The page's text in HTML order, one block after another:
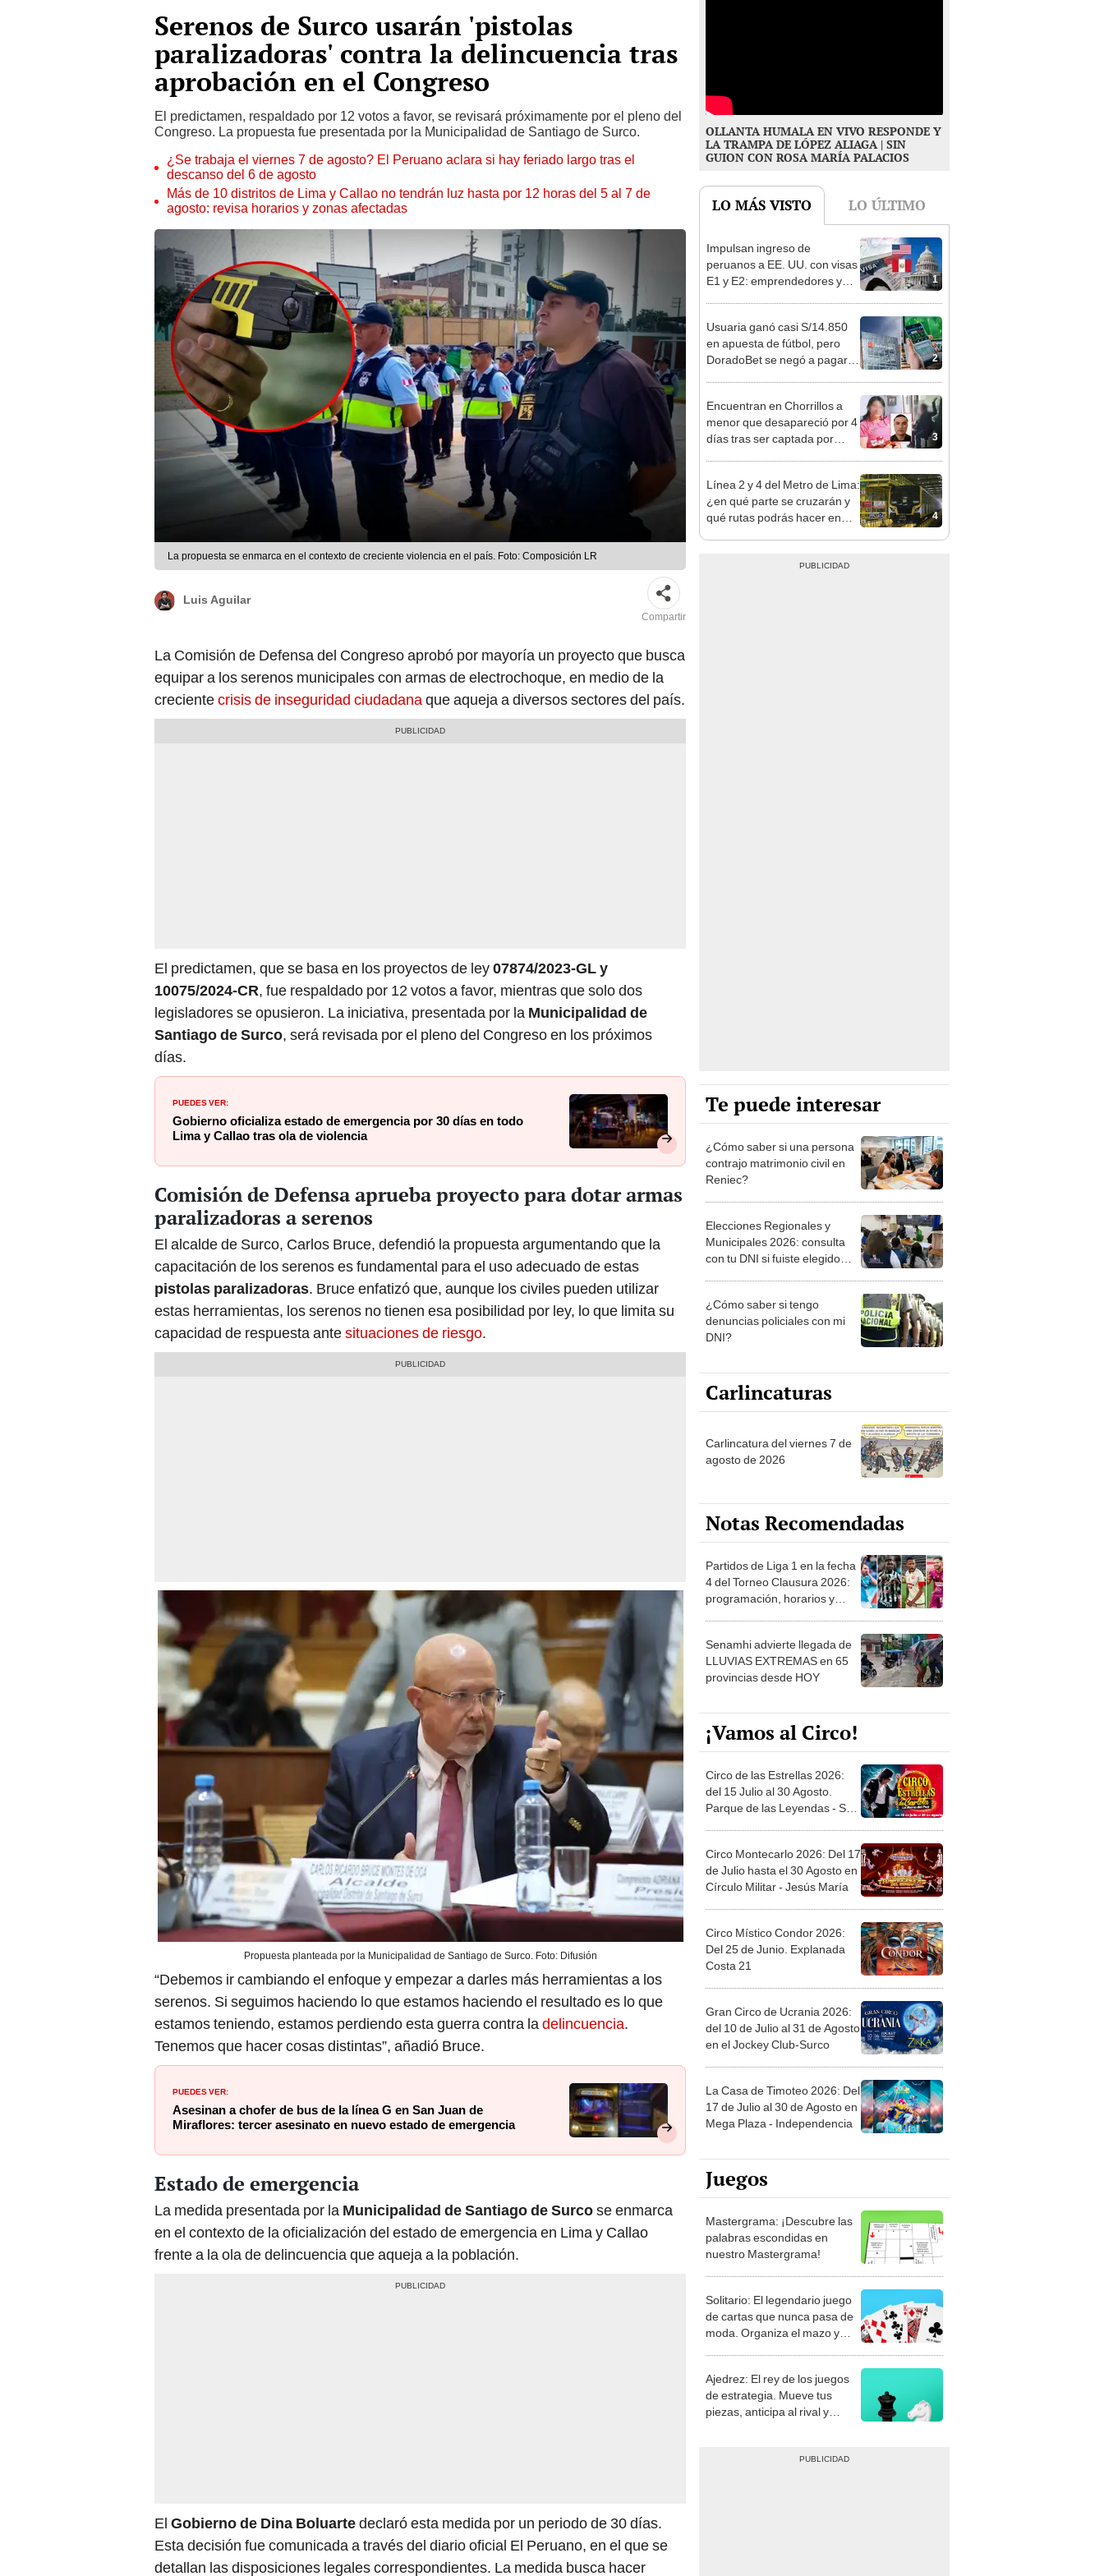
Serenos de Surco usarán 'pistolas
paralizadoras' contra la delincuencia tras
aprobación en el Congreso
El predictamen, respaldado por 12 votos a favor, se revisará próximamente por el pleno del
Congreso. La propuesta fue presentada por la Municipalidad de Santiago de Surco.
¿Se trabaja el viernes 7 de agosto? El Peruano aclara si hay feriado largo tras el
descanso del 6 de agosto
Más de 10 distritos de Lima y Callao no tendrán luz hasta por 12 horas del 5 al 7 de
agosto: revisa horarios y zonas afectadas
La propuesta se enmarca en el contexto de creciente violencia en el país. Foto: Composición LR
Luis Aguilar
Compartir
La Comisión de Defensa del Congreso aprobó por mayoría un proyecto que busca
equipar a los serenos municipales con armas de electrochoque, en medio de la
crecientecrisis de inseguridad ciudadanaque aqueja a diversos sectores del país.
El predictamen, que se basa en los proyectos de ley07874/2023-GL y
10075/2024-CR, fue respaldado por 12 votos a favor, mientras que solo dos
legisladores se opusieron. La iniciativa, presentada por la Municipalidad de
Santiago de Surco, será revisada por el pleno del Congreso en los próximos
días.
PUEDES VER:
Gobierno oficializa estado de emergencia por 30 días en todo
Lima y Callao tras ola de violencia
Comisión de Defensa aprueba proyecto para dotar armas
paralizadoras a serenos
El alcalde de Surco, Carlos Bruce, defendió la propuesta argumentando que la
capacitación de los serenos es fundamental para el uso adecuado de estas
pistolas paralizadoras. Bruce enfatizó que, aunque los civiles pueden utilizar
estas herramientas, los serenos no tienen esa posibilidad por ley, lo que limita su
capacidad de respuesta antesituaciones de riesgo.
Propuesta planteada por la Municipalidad de Santiago de Surco. Foto: Difusión
“Debemos ir cambiando el enfoque y empezar a darles más herramientas a los
serenos. Si seguimos haciendo lo que estamos haciendo el resultado es lo que
estamos teniendo, estamos perdiendo esta guerra contra ladelincuencia.
Tenemos que hacer cosas distintas”, añadió Bruce.
PUEDES VER:
Asesinan a chofer de bus de la línea G en San Juan de
Miraflores: tercer asesinato en nuevo estado de emergencia
Estado de emergencia
La medida presentada por la Municipalidad de Santiago de Surcose enmarca
en el contexto de la oficialización del estado de emergencia en Lima y Callao
frente a la ola de delincuencia que aqueja a la población.
El Gobierno de Dina Boluartedeclaró esta medida por un periodo de 30 días.
Esta decisión fue comunicada a través del diario oficial El Peruano, en el que se
detallan las disposiciones legales correspondientes. La medida busca hacer
OLLANTA HUMALA EN VIVO RESPONDE Y
LA TRAMPA DE LÓPEZ ALIAGA | SIN
GUION CON ROSA MARÍA PALACIOS
LO MÁS VISTO LO ÚLTIMO
1
Impulsan ingreso de
peruanos a EE. UU. con visas
E1 y E2: emprendedores y
2
Usuaria ganó casi S/14.850
en apuesta de fútbol, pero
DoradoBet se negó a pagar:
3
Encuentran en Chorrillos a
menor que desapareció por 4
días tras ser captada por
4
Línea 2 y 4 del Metro de Lima:
¿en qué parte se cruzarán y
qué rutas podrás hacer en
Te puede interesar
¿Cómo saber si una persona
contrajo matrimonio civil en
Reniec?
Elecciones Regionales y
Municipales 2026: consulta
con tu DNI si fuiste elegido
la ONPE
¿Cómo saber si tengo
denuncias policiales con mi
DNI?
Carlincaturas
Carlincatura del viernes 7 de
agosto de 2026
Notas Recomendadas
Partidos de Liga 1 en la fecha
4 del Torneo Clausura 2026:
programación, horarios y
Senamhi advierte llegada de
LLUVIAS EXTREMAS en 65
provincias desde HOY
¡Vamos al Circo!
Circo de las Estrellas 2026:
del 15 Julio al 30 Agosto.
Parque de las Leyendas - San
Circo Montecarlo 2026: Del 17
de Julio hasta el 30 Agosto en
Círculo Militar - Jesús María
Circo Místico Condor 2026:
Del 25 de Junio. Explanada
Costa 21
Gran Circo de Ucrania 2026:
del 10 de Julio al 31 de Agosto
en el Jockey Club-Surco
La Casa de Timoteo 2026: Del
17 de Julio al 30 de Agosto en
Mega Plaza - Independencia
Juegos
Mastergrama: ¡Descubre las
palabras escondidas en
nuestro Mastergrama!
Solitario: El legendario juego
de cartas que nunca pasa de
moda. Organiza el mazo y
Ajedrez: El rey de los juegos
de estrategia. Mueve tus
piezas, anticipa al rival y